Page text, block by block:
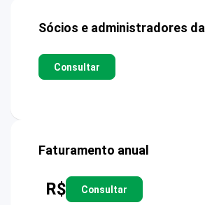
Sócios e administradores
Consultar
Faturamento anual
R$ Consultar